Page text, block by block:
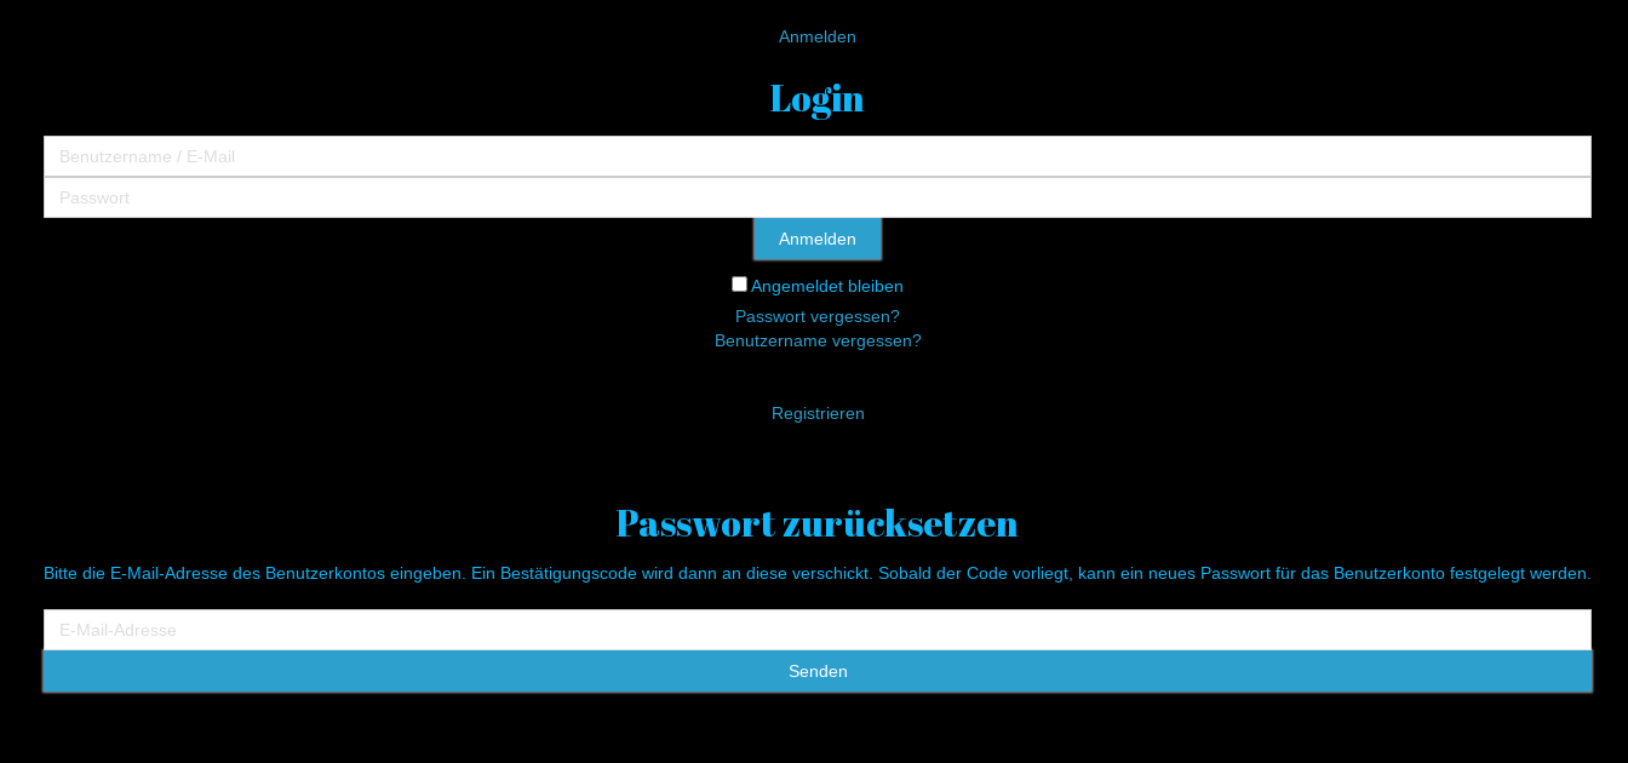
Anmelden
Login
Anmelden
Angemeldet bleiben
Passwort vergessen?
Benutzername vergessen?
Registrieren
Passwort zurücksetzen
Bitte die E-Mail-Adresse des Benutzerkontos eingeben. Ein Bestätigungscode wird dann an diese verschickt. Sobald der Code vorliegt, kann ein neues Passwort für das Benutzerkonto festgelegt werden.
Senden